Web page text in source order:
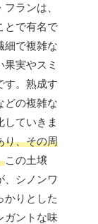
ランは、
とで有名で
細で複雑な
実やスミ
す。熟成す
どの複雑な
していきま
り、その周
この土壌
、シノンワ
かりとした
ガントな味